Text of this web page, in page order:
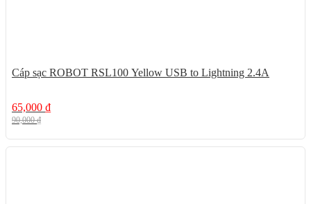
Cáp sạc ROBOT RSL100 Yellow USB to Lightning 2.4A
65,000 ₫
90,000₫